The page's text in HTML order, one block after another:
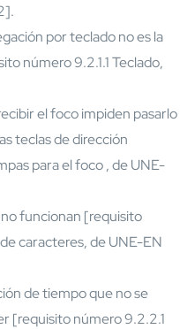
por teclado no es la
número 9.2.1.1 Teclado,
el foco impiden pasarlo
teclas de dirección
para el foco , de UNE-
funcionan [requisito
caracteres, de UNE-EN
de tiempo que no se
[requisito número 9.2.2.1